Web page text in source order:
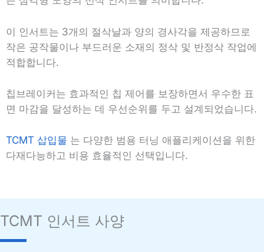
이 인서트는 3개의 절삭날과 양의 경사각을 제공하므로
작은 공작물이나 부드러운 소재의 정삭 및 반정삭 작업에
적합합니다.
칩브레이커는 효과적인 칩 제어를 보장하면서 우수한 표
면 마감을 달성하는 데 우선순위를 두고 설계되었습니다.
TCMT 삽입물 는 다양한 범용 터닝 애플리케이션을 위한
다재다능하고 비용 효율적인 선택입니다.
TCMT 인서트 사양